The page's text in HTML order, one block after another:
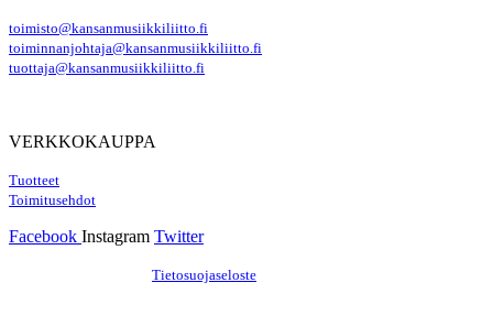
toimisto@kansanmusiikkiliitto.fi
toiminnanjohtaja@kansanmusiikkiliitto.fi
tuottaja@kansanmusiikkiliitto.fi
VERKKOKAUPPA
Tuotteet
Toimitusehdot
Facebook Instagram Twitter
Tietosuojaseloste